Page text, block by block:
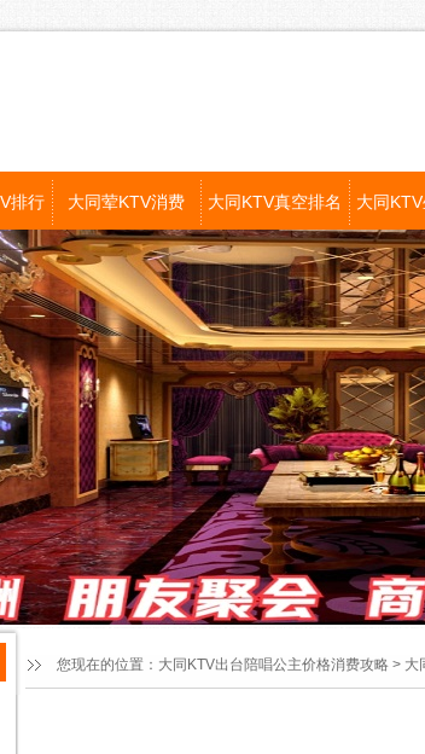
排行 大同荤KTV消费 大同KTV真空排名 大同
您现在的位置： 大同KTV出台陪唱公主价格消费攻略 > 大